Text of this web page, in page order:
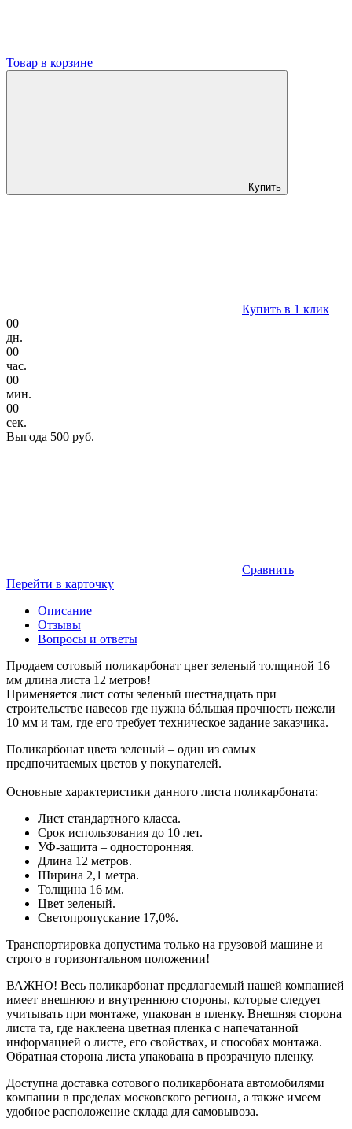
Товар в корзине
Купить
Купить в 1 клик
00
дн.
00
час.
00
мин.
00
сек.
Выгода 500 руб.
Сравнить
Перейти в карточку
Описание
Отзывы
Вопросы и ответы
Продаем сотовый поликарбонат цвет зеленый толщиной 16
мм длина листа 12 метров!
Применяется лист соты зеленый шестнадцать при
строительстве навесов где нужна бóльшая прочность нежели
10 мм и там, где его требует техническое задание заказчика.
Поликарбонат цвета зеленый – один из самых
предпочитаемых цветов у покупателей.
Основные характеристики данного листа поликарбоната:
Лист стандартного класса.
Срок использования до 10 лет.
УФ-защита – односторонняя.
Длина 12 метров.
Ширина 2,1 метра.
Толщина 16 мм.
Цвет зеленый.
Светопропускание 17,0%.
Транспортировка допустима только на грузовой машине и
строго в горизонтальном положении!
ВАЖНО! Весь поликарбонат предлагаемый нашей компанией
имеет внешнюю и внутреннюю стороны, которые следует
учитывать при монтаже, упакован в пленку. Внешняя сторона
листа та, где наклеена цветная пленка с напечатанной
информацией о листе, его свойствах, и способах монтажа.
Обратная сторона листа упакована в прозрачную пленку.
Доступна доставка сотового поликарбоната автомобилями
компании в пределах московского региона, а также имеем
удобное расположение склада для самовывоза.